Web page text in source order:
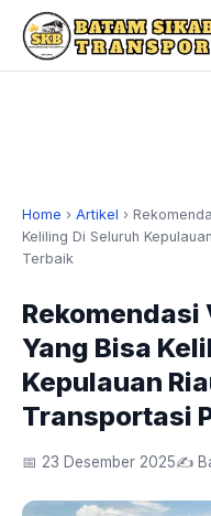
Home › Artikel ›
Keliling Di Seluruh
Terbaik
Rekomendasi
Yang Bisa
Kepulauan
Transportasi
📅 23 Desember 2025✍️